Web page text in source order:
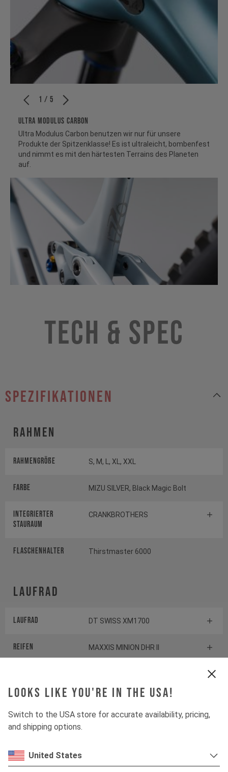
Looks like you're in the USA!
Switch to the USA store for accurate availability, pricing,
and shipping options.
United States
1 / 5
ULTRA MODULUS CARBON
Ultra Modulus Carbon benutzen wir nur für unsere
Produkte der Spitzenklasse! Es ist ultraleicht, bombenfest
und nimmt es mit den härtesten Terrains des Planeten
auf.
Tech & Spec
Spezifikationen
Rahmen
Rahmengröße S, M, L, XL, XXL
Farbe MIZU SILVER, Black Magic Bolt
INTEGRIERTER
STAURAUM
CRANKBROTHERS
FLASCHENHALTER Thirstmaster 6000
Laufrad
Laufrad DT SWISS XM1700
Reifen MAXXIS MINION DHR II
Federelement
Gabel ÖHLINS RXF36 M.3